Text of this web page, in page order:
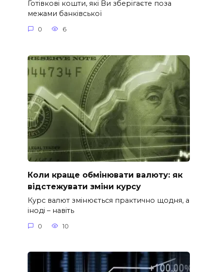
Готівкові кошти, які Ви зберігаєте поза
межами банківської
0 6
Коли краще обмінювати валюту: як
відстежувати зміни курсу
Курс валют змінюється практично щодня, а
іноді – навіть
0 10